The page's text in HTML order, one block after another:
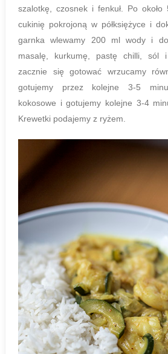
szalotkę, czosnek i fenkuł. Po
cukinię pokrojoną w półksiężyce i
garnka wlewamy 200 ml wody i
masalę, kurkumę, pastę chilli, sól
zacznie się gotować wrzucamy
gotujemy przez kolejne 3-5
kokosowe i gotujemy kolejne 3-4
Krewetki podajemy z ryżem.